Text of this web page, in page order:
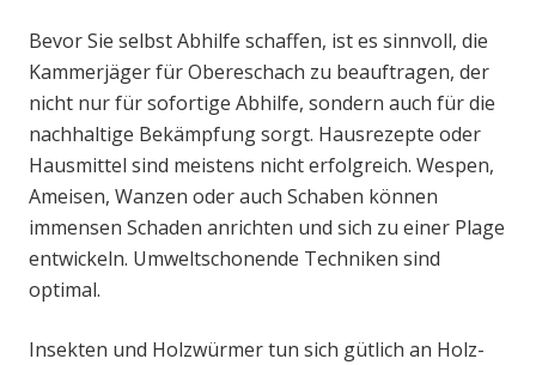
Bevor Sie selbst Abhilfe schaffen, ist es sinnvoll, die
Kammerjäger für Obereschach zu beauftragen, der
nicht nur für sofortige Abhilfe, sondern auch für die
nachhaltige Bekämpfung sorgt. Hausrezepte oder
Hausmittel sind meistens nicht erfolgreich. Wespen,
Ameisen, Wanzen oder auch Schaben können
immensen Schaden anrichten und sich zu einer Plage
entwickeln. Umweltschonende Techniken sind
optimal.
Insekten und Holzwürmer tun sich gütlich an Holz-